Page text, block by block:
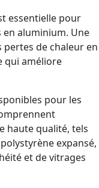
essentielle pour
en aluminium. Une
de chaleur en
qui améliore
pour les
haute qualité, tels
expansé,
et de vitrages